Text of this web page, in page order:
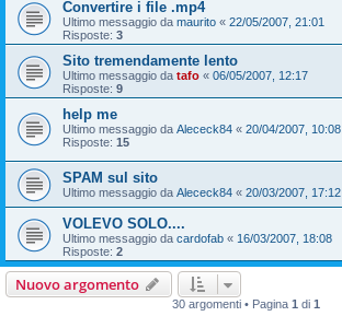
Convertire i file .mp4
Ultimo messaggio da maurito « 22/05/2007, 21:01
Risposte: 3
Sito tremendamente lento
Ultimo messaggio da tafo « 06/05/2007, 12:17
Risposte: 9
help me
Ultimo messaggio da Alececk84 « 20/04/2007, 10:08
Risposte: 15
SPAM sul sito
Ultimo messaggio da Alececk84 « 20/03/2007, 17:12
VOLEVO SOLO....
Ultimo messaggio da cardofab « 16/03/2007, 18:08
Risposte: 2
Nuovo argomento
30 argomenti • Pagina 1 di 1